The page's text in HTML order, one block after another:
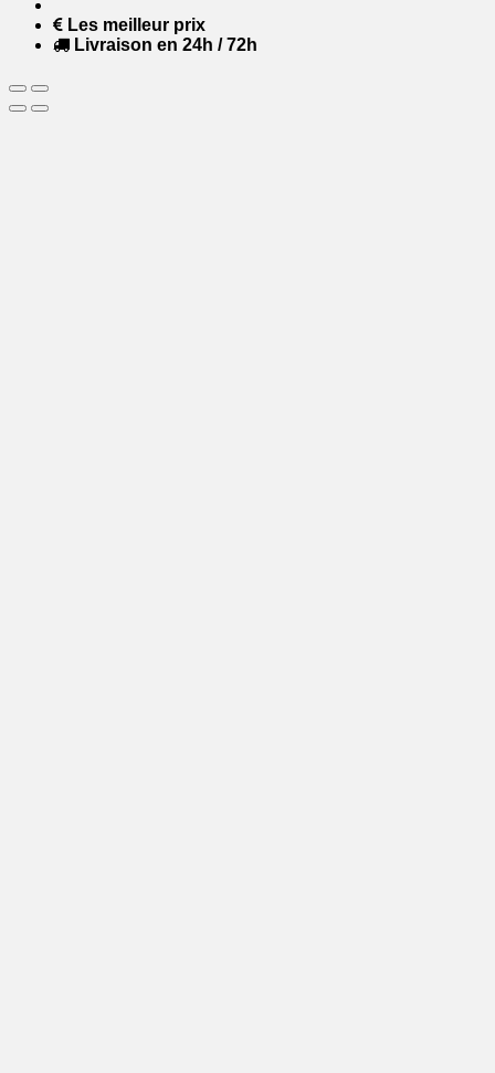
Les meilleur prix
Livraison en 24h / 72h